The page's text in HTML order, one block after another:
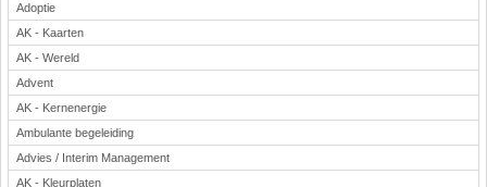
Adoptie
AK - Kaarten
AK - Wereld
Advent
AK - Kernenergie
Ambulante begeleiding
Advies / Interim Management
AK - Kleurplaten